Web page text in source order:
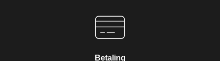
Betaling